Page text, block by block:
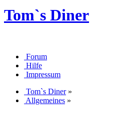
Tom`s Diner
Forum
Hilfe
Impressum
Tom`s Diner»
Allgemeines »